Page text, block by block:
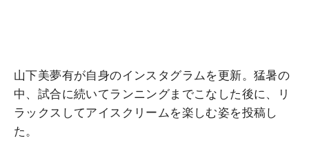
山下美夢有が自身のインスタグラムを更新。猛暑の
中、試合に続いてランニングまでこなした後に、リ
ラックスしてアイスクリームを楽しむ姿を投稿し
た。